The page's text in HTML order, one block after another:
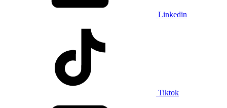
Linkedin
Tiktok